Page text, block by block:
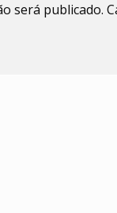
será publicado.